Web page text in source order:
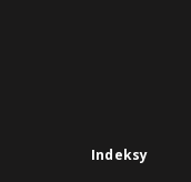
Indeksy